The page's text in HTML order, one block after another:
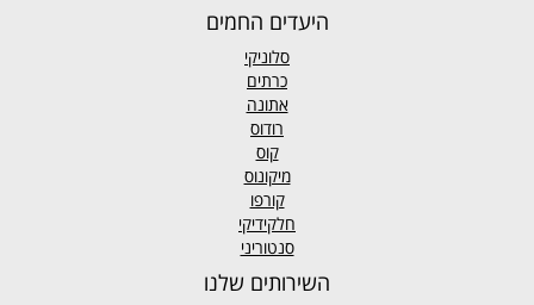
היעדים החמים
סלוניקי
כרתים
אתונה
רודוס
קוס
מיקונוס
קורפו
חלקידיקי
סנטוריני
השירותים שלנו